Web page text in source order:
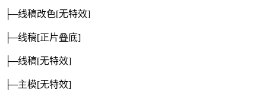
├─线稿改色[无特效]
├─线稿[正片叠底]
├─线稿[无特效]
├─主模[无特效]